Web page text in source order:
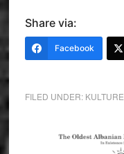
Share via:
Facebook
FILED UNDER: KULTURE